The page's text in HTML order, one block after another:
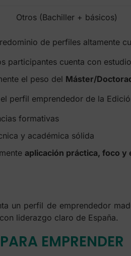
Otros (Bachiller + básicos)
de perfiles altamente
participantes cuenta con
el peso del Máster/
perfil emprendedor de la
formativas
y académica sólida
aplicación práctica, foco y
un perfil de emprendedor
liderazgo claro de España.
EMPRENDER